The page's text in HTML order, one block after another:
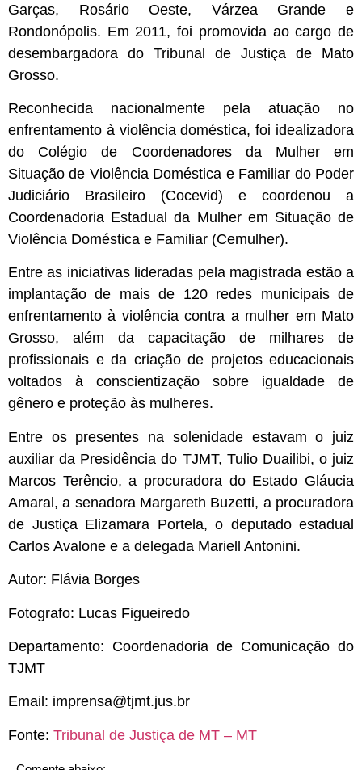
Garças, Rosário Oeste, Várzea Grande e
Rondonópolis. Em 2011, foi promovida ao cargo de
desembargadora do Tribunal de Justiça de Mato
Grosso.
Reconhecida nacionalmente pela atuação no
enfrentamento à violência doméstica, foi idealizadora
do Colégio de Coordenadores da Mulher em
Situação de Violência Doméstica e Familiar do Poder
Judiciário Brasileiro (Cocevid) e coordenou a
Coordenadoria Estadual da Mulher em Situação de
Violência Doméstica e Familiar (Cemulher).
Entre as iniciativas lideradas pela magistrada estão a
implantação de mais de 120 redes municipais de
enfrentamento à violência contra a mulher em Mato
Grosso, além da capacitação de milhares de
profissionais e da criação de projetos educacionais
voltados à conscientização sobre igualdade de
gênero e proteção às mulheres.
Entre os presentes na solenidade estavam o juiz
auxiliar da Presidência do TJMT, Tulio Duailibi, o juiz
Marcos Terêncio, a procuradora do Estado Gláucia
Amaral, a senadora Margareth Buzetti, a procuradora
de Justiça Elizamara Portela, o deputado estadual
Carlos Avalone e a delegada Mariell Antonini.
Autor: Flávia Borges
Fotografo: Lucas Figueiredo
Departamento: Coordenadoria de Comunicação do
TJMT
Email: imprensa@tjmt.jus.br
Fonte: Tribunal de Justiça de MT – MT